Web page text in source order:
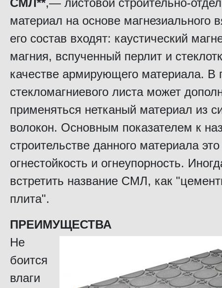
СМЛ**,— листовой строительно-
материал на основе магнезиального
его состав входят: каустический
магния, вспученный перлит и
качестве армирующего материала. В
стекломагниевого листа может
применяться нетканый материал из
волокон. Основным показателем к
строительстве данного материала это
огнестойкость и огнеупорность.
встретить название СМЛ, как
плита".
ПРЕИМУЩЕСТВА
Не
боится
влаги